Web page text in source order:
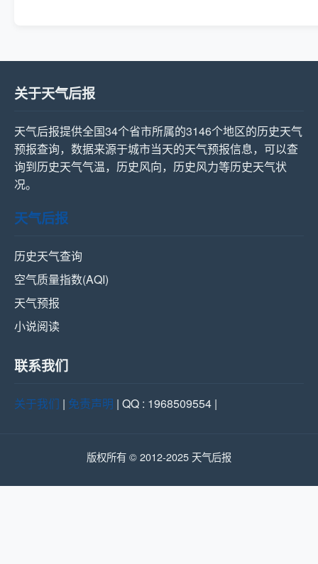
关于天气后报
天气后报提供全国34个省市所属的3146个地区的历史天气
预报查询，数据来源于城市当天的天气预报信息，可以查
询到历史天气气温，历史风向，历史风力等历史天气状
况。
天气后报
历史天气查询
空气质量指数(AQI)
天气预报
小说阅读
联系我们
关于我们 | 免责声明 | QQ : 1968509554 |
版权所有 © 2012-2025 天气后报